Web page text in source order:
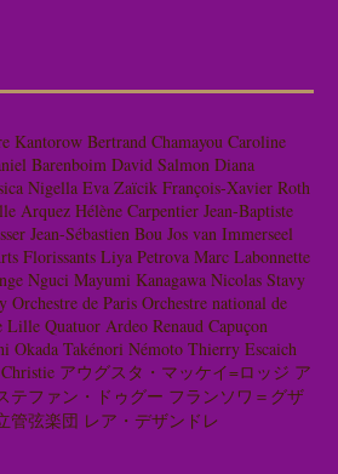
Kantorow Bertrand Chamayou Caroline
Barenboim David Salmon Diana
Nigella Eva Zaïcik François-Xavier Roth
Arquez Hélène Carpentier Jean-Baptiste
Jean-Sébastien Bou Jos van Immerseel
Florissants Liya Petrova Marc Labonnette
Nguci Mayumi Kanagawa Nicolas Stavy
Orchestre de Paris Orchestre national de
Lille Quatuor Ardeo Renaud Capuçon
Okada Takénori Némoto Thierry Escaich
アウグスタ・マッケイ=ロッジ ア
テファン・ドゥグー フランソワ＝グザ
管弦楽団 レア・デザンドレ